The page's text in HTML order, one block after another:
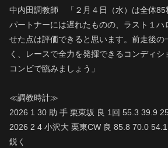
中内田調教師 「２月４日（水）は全体85
パートナーには遅れたものの、ラスト１ハ
せた点は評価できると思います。前走後の
く、レースで全力を発揮できるコンディ
コンビで臨みましょう」
≪調教時計≫
2026 1 30 助 手 栗東坂 良 1回 55.3 39.9
2026 2 4 小沢大 栗東CW 良 85.8 70.0
鋭く